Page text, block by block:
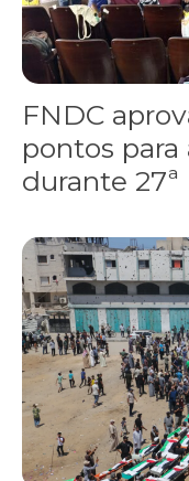
FNDC
pontos para
durante
Gaza realiza funeral